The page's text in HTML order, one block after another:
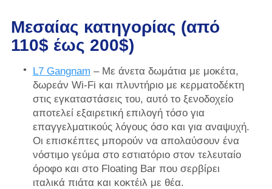
Μεσαίας κατηγορίας (από
110$ έως 200$)
L7 Gangnam – Με άνετα δωμάτια με μοκέτα,
δωρεάν Wi-Fi και πλυντήριο με κερματοδέκτη
στις εγκαταστάσεις του, αυτό το ξενοδοχείο
αποτελεί εξαιρετική επιλογή τόσο για
επαγγελματικούς λόγους όσο και για αναψυχή.
Οι επισκέπτες μπορούν να απολαύσουν ένα
νόστιμο γεύμα στο εστιατόριο στον τελευταίο
όροφο και στο Floating Bar που σερβίρει
ιταλικά πιάτα και κοκτέιλ με θέα.